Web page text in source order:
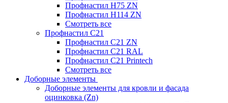
Профнастил Н75 ZN
Профнастил Н114 ZN
Смотреть все
Профнастил C21
Профнастил С21 ZN
Профнастил С21 RAL
Профнастил С21 Printech
Смотреть все
Доборные элементы
Доборные элементы для кровли и фасада
оцинковка (Zn)